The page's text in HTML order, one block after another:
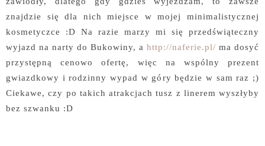
znajdzie się dla nich miejsce w mojej minimalistycznej
kosmetyczce :D Na razie marzy mi się przedświąteczny
wyjazd na narty do Bukowiny, a http://naferie.pl/ ma dosyć
przystępną cenowo ofertę, więc na wspólny prezent
gwiazdkowy i rodzinny wypad w góry będzie w sam raz ;)
Ciekawe, czy po takich atrakcjach tusz z linerem wyszłyby
bez szwanku :D